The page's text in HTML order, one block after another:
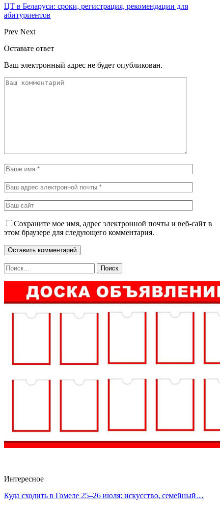
ЦТ в Беларуси: сроки, регистрация, рекомендации для
абитуриентов
Prev Next
Оставьте ответ
Ваш электронный адрес не будет опубликован.
Сохраните мое имя, адрес электронной почты и веб-сайт в
этом браузере для следующего комментария.
Интересное
Куда сходить в Гомеле 25–26 июля: искусство, семейный…